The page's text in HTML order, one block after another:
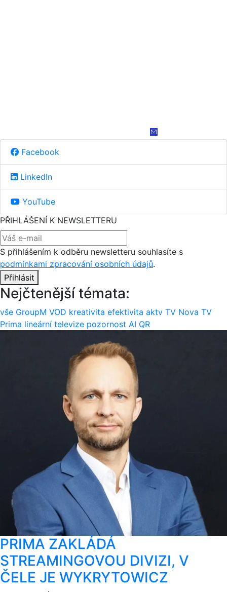
Facebook
LinkedIn
YouTube
PŘIHLÁŠENÍ K NEWSLETTERU
S přihlášením k odběru newsletteru souhlasíte s
podmínkami zpracování osobních údajů.
Přihlásit
Nejčtenější témata:
vše GroupM VOD kreativita efektivita aktv TV Nova TV
Prima lineární televize pozornost AI QR
PRIMA ZAKLÁDÁ
STREAMINGOVOU DIVIZI, V
ČELE JE WYKRYTOWICZ